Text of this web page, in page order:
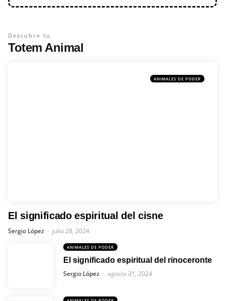
Totem Animal
Descubre tu
ANIMALES DE PODER
El significado espiritual del cisne
Posted
Sergio López julio 28, 2024
ANIMALES DE PODER
El significado espiritual del rinoceronte
Posted
Sergio López agosto 31, 2024